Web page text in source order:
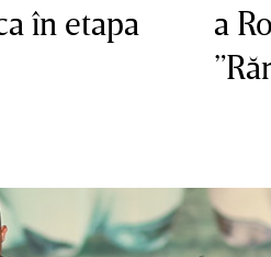
în etapa
a